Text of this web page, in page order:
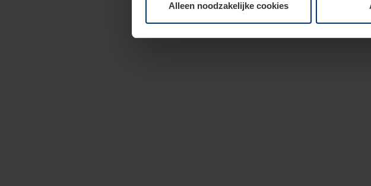
Alleen noodzakelijke cookies